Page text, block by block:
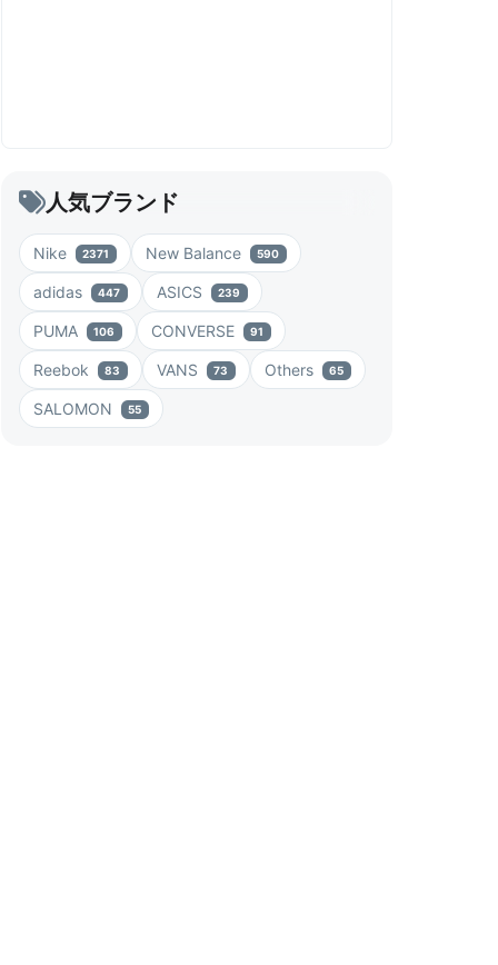
人気ブランド
Nike 2371 New Balance 590
adidas 447 ASICS 239
PUMA 106 CONVERSE 91
Reebok 83 VANS 73 Others 65
SALOMON 55